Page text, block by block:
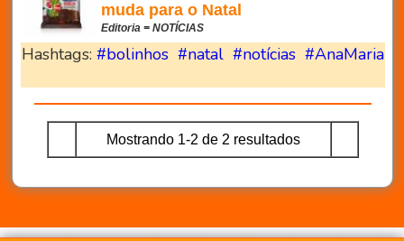
muda para o Natal
Editoria = NOTÍCIAS
Hashtags: #bolinhos #natal #notícias #AnaMaria
Mostrando 1-2 de 2 resultados